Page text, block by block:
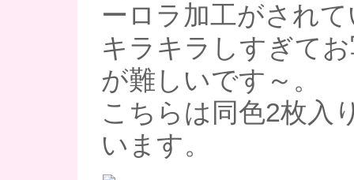
ーロラ加工がされ
キラキラしすぎて
が難しいです～。
こちらは同色2枚入
います。